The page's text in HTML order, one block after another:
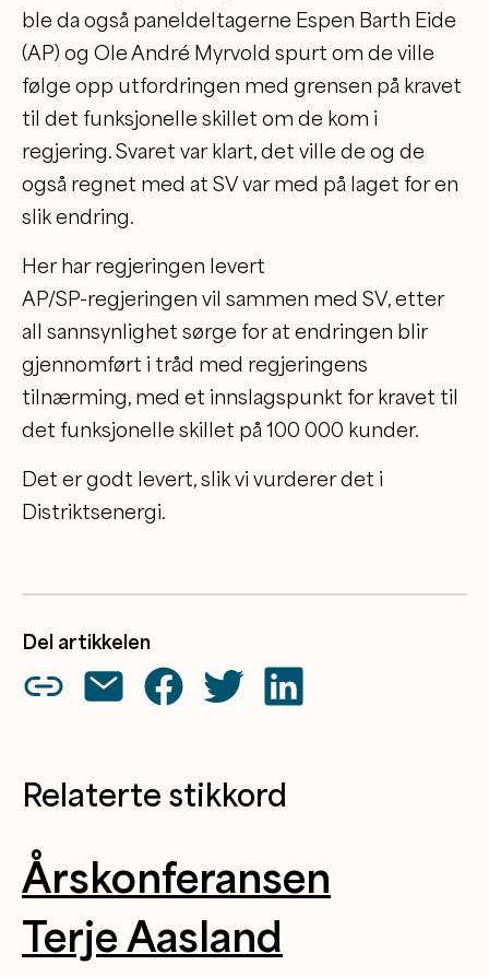
ble da også paneldeltagerne Espen Barth Eide
(AP) og Ole André Myrvold spurt om de ville
følge opp utfordringen med grensen på kravet
til det funksjonelle skillet om de kom i
regjering. Svaret var klart, det ville de og de
også regnet med at SV var med på laget for en
slik endring.
Her har regjeringen levert
AP/SP-regjeringen vil sammen med SV, etter
all sannsynlighet sørge for at endringen blir
gjennomført i tråd med regjeringens
tilnærming, med et innslagspunkt for kravet til
det funksjonelle skillet på 100 000 kunder.
Det er godt levert, slik vi vurderer det i
Distriktsenergi.
Del artikkelen
Relaterte stikkord
Årskonferansen
Terje Aasland